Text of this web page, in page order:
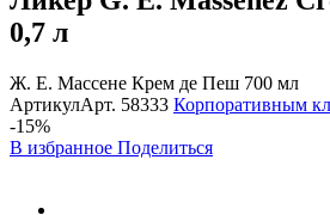
0,7 л
Ж. Е. Массене Крем де Пеш 700 мл
АртикулАрт. 58333 Корпоративным
-15%
В избранное Поделиться